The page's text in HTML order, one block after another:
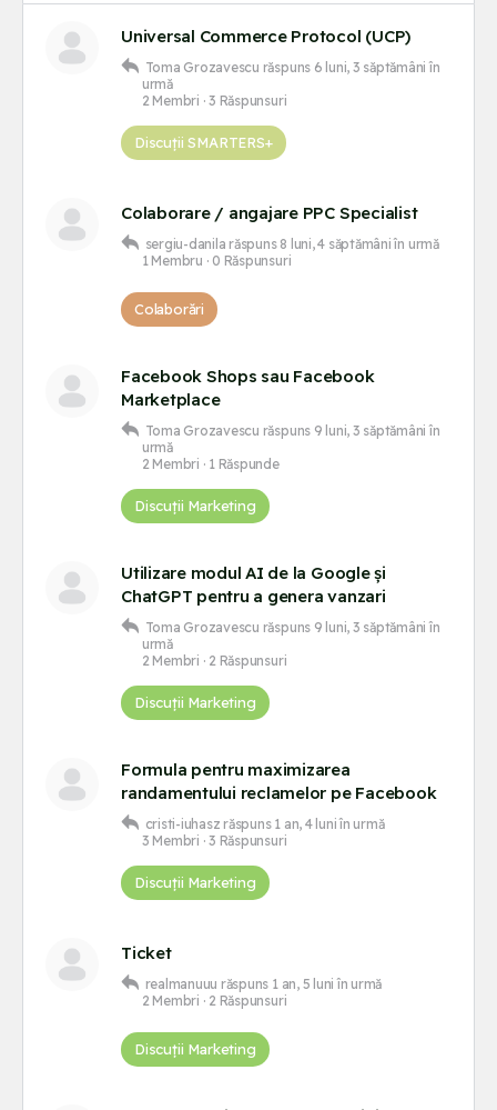
Universal Commerce Protocol (UCP)
Toma Grozavescu răspuns 6 luni, 3 săptămâni în
urmă
2 Membri · 3 Răspunsuri
Discuții SMARTERS+
Colaborare / angajare PPC Specialist
sergiu-danila răspuns 8 luni, 4 săptămâni în urmă
1 Membru · 0 Răspunsuri
Colaborări
Facebook Shops sau Facebook
Marketplace
Toma Grozavescu răspuns 9 luni, 3 săptămâni în
urmă
2 Membri · 1 Răspunde
Discuții Marketing
Utilizare modul AI de la Google și
ChatGPT pentru a genera vanzari
Toma Grozavescu răspuns 9 luni, 3 săptămâni în
urmă
2 Membri · 2 Răspunsuri
Discuții Marketing
Formula pentru maximizarea
randamentului reclamelor pe Facebook
cristi-iuhasz răspuns 1 an, 4 luni în urmă
3 Membri · 3 Răspunsuri
Discuții Marketing
Ticket
realmanuuu răspuns 1 an, 5 luni în urmă
2 Membri · 2 Răspunsuri
Discuții Marketing